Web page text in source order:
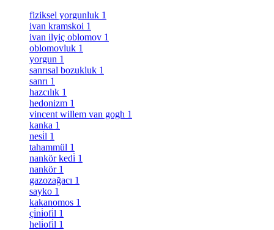
fiziksel yorgunluk 1
ivan kramskoi 1
ivan ilyiç oblomov 1
oblomovluk 1
yorgun 1
sanrısal bozukluk 1
sanrı 1
hazcılık 1
hedonizm 1
vincent willem van gogh 1
kanka 1
nesi̇l 1
tahammül 1
nankör kedi̇ 1
nankör 1
gazozağacı 1
sayko 1
kakanomos 1
çi̇ni̇ofi̇l 1
heli̇ofi̇l 1